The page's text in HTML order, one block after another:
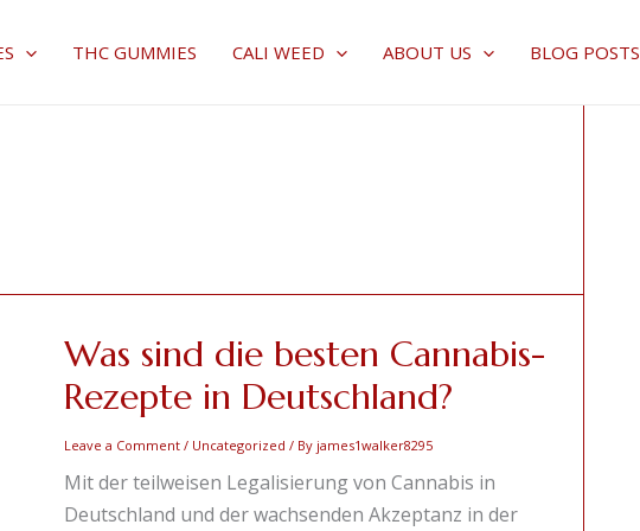
THC GUMMIES CALI WEED ABOUT US BLOG POSTS
Was sind die besten Cannabis-
Rezepte in Deutschland?
Leave a Comment / Uncategorized / By james1walker8295
Mit der teilweisen Legalisierung von Cannabis in
Deutschland und der wachsenden Akzeptanz in der
Was
sind
die
besten
Cannabis-
Rezepte